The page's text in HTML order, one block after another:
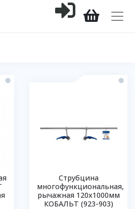
Струбцина
многофункциональная,
рычажная 120х1000мм
КОБАЛЬТ (923-903)